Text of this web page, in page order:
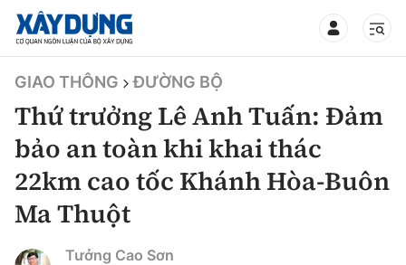
TIN BỘ XÂY DỰNG
CHUYÊN MỤC
GIAO THÔNG ĐƯỜNG BỘ
Thứ trưởng Lê Anh Tuấn: Đảm
bảo an toàn khi khai thác
22km cao tốc Khánh Hòa-Buôn
Ma Thuột
Tưởng Cao Sơn